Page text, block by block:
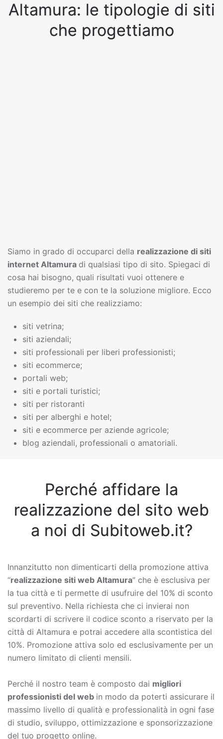
Altamura: le tipologie di siti
che progettiamo
Siamo in grado di occuparci della realizzazione di siti
internet Altamura di qualsiasi tipo di sito. Spiegaci di
cosa hai bisogno, quali risultati vuoi ottenere e
studieremo per te e con te la soluzione migliore. Ecco
un esempio dei siti che realizziamo:
siti vetrina;
siti aziendali;
siti professionali per liberi professionisti;
siti ecommerce;
portali web;
siti e portali turistici;
siti per ristoranti
siti per alberghi e hotel;
siti e ecommerce per aziende agricole;
blog aziendali, professionali o amatoriali.
Perché affidare la
realizzazione del sito web
a noi di Subitoweb.it?
Innanzitutto non dimenticarti della promozione attiva
“realizzazione siti web Altamura” che è esclusiva per
la tua città e ti permette di usufruire del 10% di sconto
sul preventivo. Nella richiesta che ci invierai non
scordarti di scrivere il codice sconto a riservato per la
città di Altamura e potrai accedere alla scontistica del
10%. Promozione attiva solo ed esclusivamente per un
numero limitato di clienti mensili.
Perché il nostro team è composto dai migliori
professionisti del web in modo da poterti assicurare il
massimo livello di qualità e professionalità in ogni fase
di studio, sviluppo, ottimizzazione e sponsorizzazione
del tuo progetto online.